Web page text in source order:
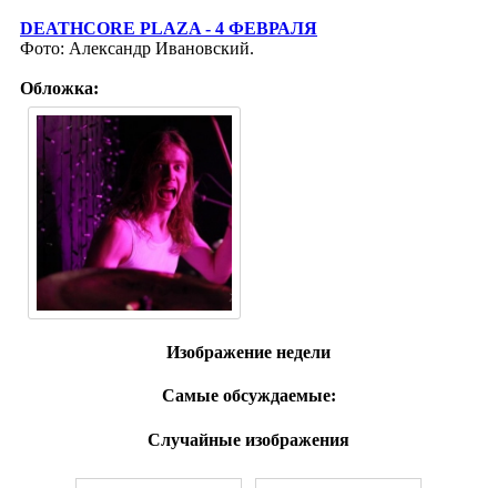
DEATHCORE PLAZA - 4 ФЕВРАЛЯ
Фото: Александр Ивановский.
Обложка:
Изображение недели
Самые обсуждаемые:
Случайные изображения